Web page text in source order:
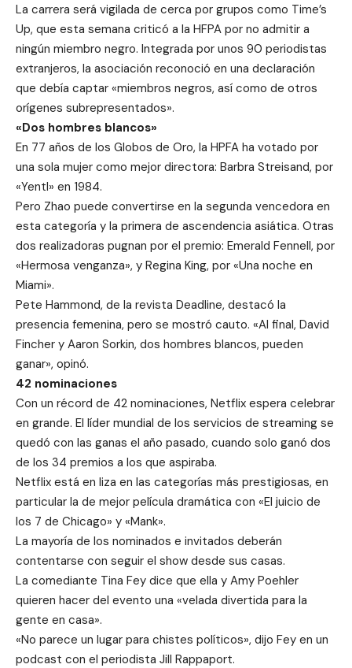
La carrera será vigilada de cerca por grupos como Time’s
Up, que esta semana criticó a la HFPA por no admitir a
ningún miembro negro. Integrada por unos 90 periodistas
extranjeros, la asociación reconoció en una declaración
que debía captar «miembros negros, así como de otros
orígenes subrepresentados».
«Dos hombres blancos»
En 77 años de los Globos de Oro, la HPFA ha votado por
una sola mujer como mejor directora: Barbra Streisand, por
«Yentl» en 1984.
Pero Zhao puede convertirse en la segunda vencedora en
esta categoría y la primera de ascendencia asiática. Otras
dos realizadoras pugnan por el premio: Emerald Fennell, por
«Hermosa venganza», y Regina King, por «Una noche en
Miami».
Pete Hammond, de la revista Deadline, destacó la
presencia femenina, pero se mostró cauto. «Al final, David
Fincher y Aaron Sorkin, dos hombres blancos, pueden
ganar», opinó.
42 nominaciones
Con un récord de 42 nominaciones, Netflix espera celebrar
en grande. El líder mundial de los servicios de streaming se
quedó con las ganas el año pasado, cuando solo ganó dos
de los 34 premios a los que aspiraba.
Netflix está en liza en las categorías más prestigiosas, en
particular la de mejor película dramática con «El juicio de
los 7 de Chicago» y «Mank».
La mayoría de los nominados e invitados deberán
contentarse con seguir el show desde sus casas.
La comediante Tina Fey dice que ella y Amy Poehler
quieren hacer del evento una «velada divertida para la
gente en casa».
«No parece un lugar para chistes políticos», dijo Fey en un
podcast con el periodista Jill Rappaport.